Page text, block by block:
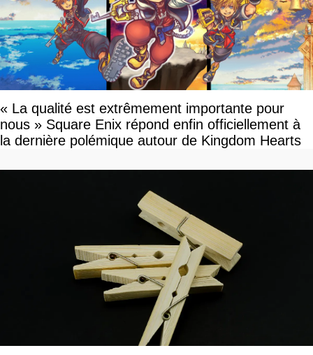
« La qualité est extrêmement importante pour
nous » Square Enix répond enfin officiellement à
la dernière polémique autour de Kingdom Hearts